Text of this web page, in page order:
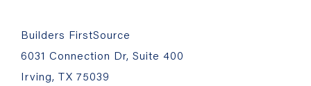
Builders FirstSource
6031 Connection Dr, Suite 400
Irving, TX 75039